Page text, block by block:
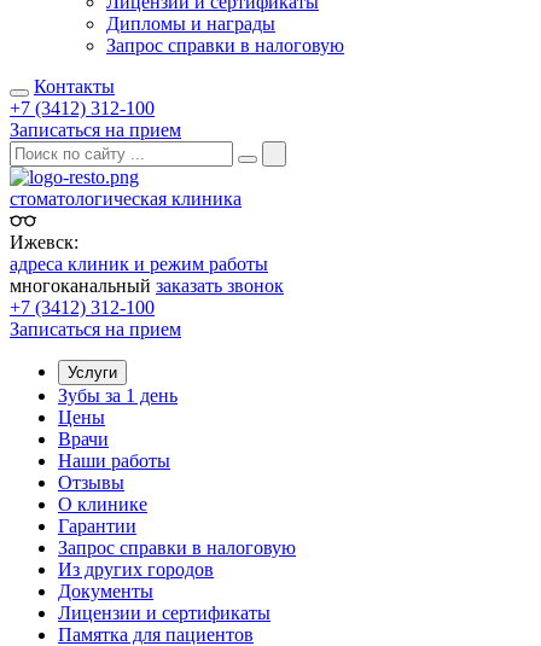
Дипломы и награды
Запрос справки в налоговую
Контакты
+7 (3412) 312-100
Записаться на прием
стоматологическая клиника
Ижевск:
адреса клиник и режим работы
многоканальный заказать звонок
+7 (3412) 312-100
Записаться на прием
Услуги
Зубы за 1 день
Цены
Врачи
Наши работы
Отзывы
О клинике
Гарантии
Запрос справки в налоговую
Из других городов
Документы
Лицензии и сертификаты
Памятка для пациентов